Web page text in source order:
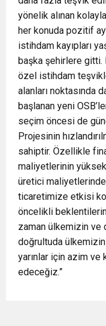
yönelik alınan
her konuda pozitif
istihdam kayıpları
başka şehirlere gitti.
özel istihdam
alanları noktasında
başlanan yeni
seçim öncesi de
Projesinin
sahiptir. Özellikle
maliyetlerinin
üretici
ticaretimize etkisi
öncelikli
zaman ülkemizin ve
doğrultuda ülkemizin
yarınlar için azim ve
edeceğiz.”